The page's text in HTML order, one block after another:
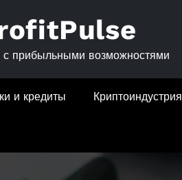
с прибыльными возможностями
и кредиты Криптоиндустрия